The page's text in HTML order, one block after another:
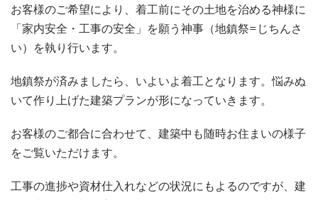
お客様のご希望により、着工前にその土地を治める神様に
「家内安全・工事の安全」を願う神事（地鎮祭=じちんさ
い）を執り行います。
地鎮祭が済みましたら、いよいよ着工となります。悩みぬ
いて作り上げた建築プランが形になっていきます。
お客様のご都合に合わせて、建築中も随時お住まいの様子
をご覧いただけます。
工事の進捗や資材仕入れなどの状況にもよるのですが、建